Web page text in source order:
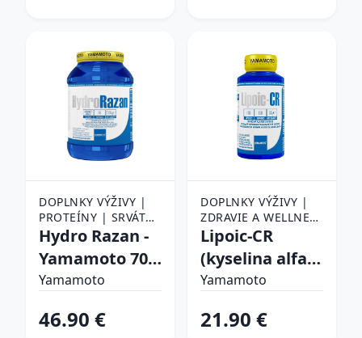
DOPLNKY VÝŽIVY |
PROTEÍNY | SRVÁTKA
(WHEY PROTEIN) |
HYDROLYZOVANÝ
SRVÁTKOVÝ PROTEÍN
Hydro Razan -
Yamamoto 700
g Biscuit and
Yamamoto
46.90 €
DOPLNKY VÝŽIVY |
ZDRAVIE A WELLNESS
| ANTIOXIDANTY
Lipoic-CR
(kyselina alfa-
lipoová ALA +
Yamamoto 100
Yamamoto
21.90 €